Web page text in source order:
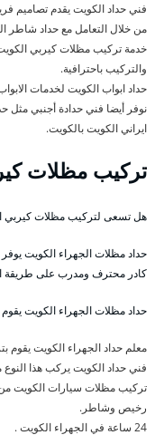
فني حداد الكويت يقدم تصاميم
من خلال التعامل مع حداد شاطر
خدمة تركيب مظلات كيربي
والتركيب باحترافية.
حداد ابواب الكويت لخدمات
نوفر أيضا فني حدادة أجنبي مثل
ايراني الكويت بالكويت.
تركيب مظلات
هل تسعى لتركيب مظلات كيربي
حداد مظلات الجهراء الكويت
كادر محترف ومدرب على طريقة
حداد مظلات الجهراء الكويت
معلم حداد الجهراء الكويت
فني حداد الكويت يركب هذا
تركيب مظلات سيارات الكويت من
رخيص وشاطر.
24 ساعة في الجهراء الكويت .